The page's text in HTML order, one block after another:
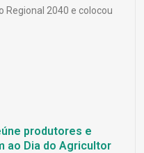
Regional 2040 e colocou
produtores e
ao Dia do Agricultor